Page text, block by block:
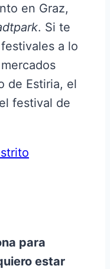
en Graz,
. Si te
a lo
de Estiria, el
festival de
para
estar